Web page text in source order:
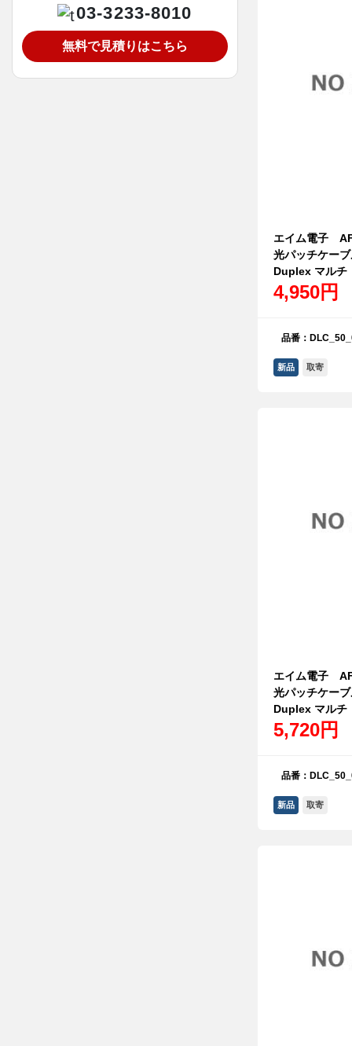
エイム電子
光パッチケー
Duplex マルチ
4,950円
品番：
新品 取寄
エイム電子
光パッチケー
Duplex マルチ
5,720円
品番：
新品 取寄
03-3233-8010
無料で見積りはこちら